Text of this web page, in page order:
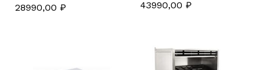
Rated
28990,00 ₽ 43990,00 ₽